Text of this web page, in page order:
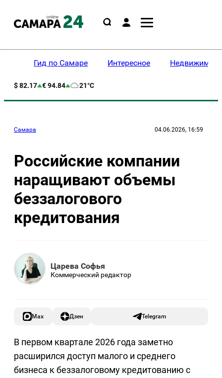
Гид по Самаре Интересное
$ 82.17 € 94.84 21°C
Самара 04.06.2026, 16:59
Российские компании
наращивают объемы
беззалогового
кредитования
Царева Софья
Коммерческий редактор
Max Дзен Telegram
В первом квартале 2026 года заметно
расширился доступ малого и среднего
бизнеса к беззалоговому кредитованию с